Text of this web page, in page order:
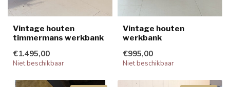
Vintage houten
timmermans werkbank
€1.495,00
Niet beschikbaar
Vintage houten
werkbank
€995,00
Niet beschikbaar